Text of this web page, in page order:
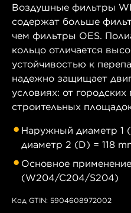
Воздушные фильтры
содержат больше
чем фильтры OES.
кольцо отличается
устойчивостью к
надежно защищает
условиях: от
строительных
Наружный диаметр 1
диаметр 2 (D) = 118
Основное
(W204/C204/S204)
Код GTIN: 5904608972002